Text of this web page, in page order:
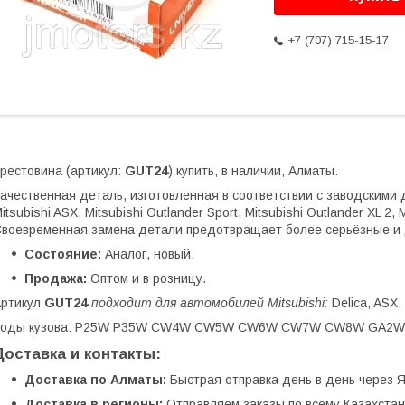
+7 (707) 715-15-17
(артикул: GUT24) купить, в наличии, Алматы.
деталь, изготовленная в соответствии с
ASX, Mitsubishi Outlander Sport, Mitsubishi Outlander XL 2,
замена детали предотвращает более серьёзные и
Состояние: Аналог, новый.
Продажа: Оптом и в розницу.
GUT24 подходит для автомобилей Mitsubishi: Delica,
кузова: P25W P35W CW4W CW5W CW6W CW7W CW8W
и контакты:
Доставка по Алматы: Быстрая отправка день в день через